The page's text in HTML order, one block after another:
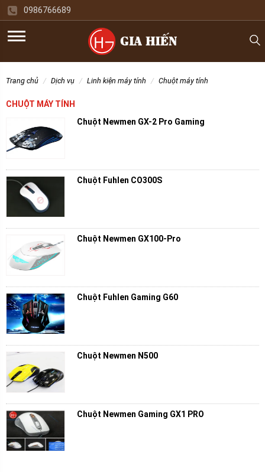
0986766689
trang chủ dịch vụ linh kiện máy tính chuột máy tính
CHUỘT MÁY TÍNH
Chuột Newmen GX-2 Pro Gaming
Chuột Fuhlen CO300S
Chuột Newmen GX100-Pro
Chuột Fuhlen Gaming G60
Chuột Newmen N500
Chuột Newmen Gaming GX1 PRO